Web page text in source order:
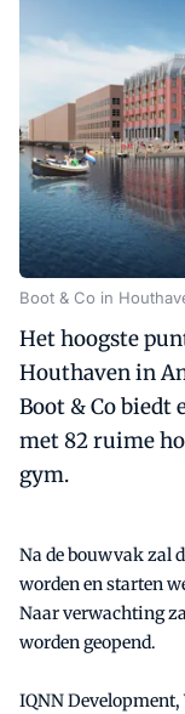
Boot & Co in
Het hoogste
Houthaven in
Boot & Co biedt
met 82 ruime
gym.
Na de bouwvak zal
worden en starten
Naar verwachting
worden geopend.
IQNN